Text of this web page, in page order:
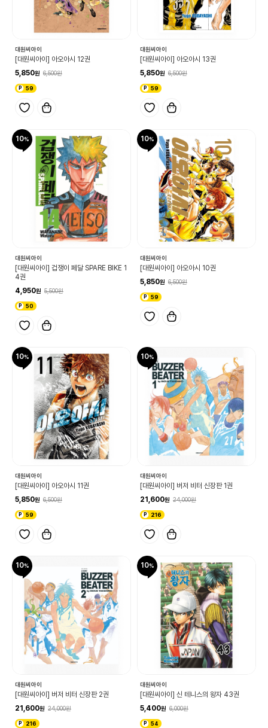
대원씨아이
[대원씨아이] 아오아시 12권
5,850
6,500
59
대원씨아이
[대원씨아이] 아오아시 13권
5,850
6,500
59
10
대원씨아이
[대원씨아이] 겁쟁이 페달 SPARE BIKE 1
4권
4,950
5,500
50
10
대원씨아이
[대원씨아이] 아오아시 10권
5,850
6,500
59
10
대원씨아이
[대원씨아이] 아오아시 11권
5,850
6,500
59
10
대원씨아이
[대원씨아이] 버저 비터 신장판 1권
21,600
24,000
216
10
대원씨아이
[대원씨아이] 버저 비터 신장판 2권
21,600
24,000
216
10
대원씨아이
[대원씨아이] 신 테니스의 왕자 43권
5,400
6,000
54